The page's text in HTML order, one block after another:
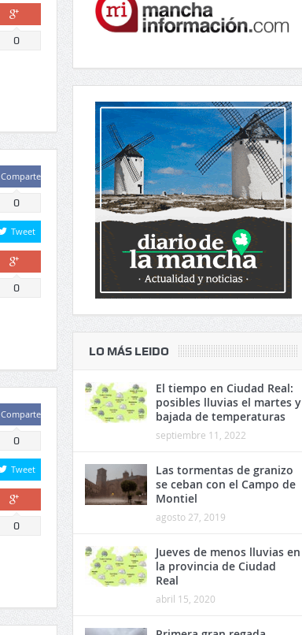
Comparte
0
Comparte
0
Tweet
Comparte
0
Comparte
0
Tweet
Comparte
0
LO MÁS LEIDO
El tiempo en Ciudad Real:
posibles lluvias el martes y
bajada de temperaturas
septiembre 11, 2022
Las tormentas de granizo
se ceban con el Campo de
Montiel
agosto 27, 2019
Jueves de menos lluvias en
la provincia de Ciudad
Real
abril 15, 2020